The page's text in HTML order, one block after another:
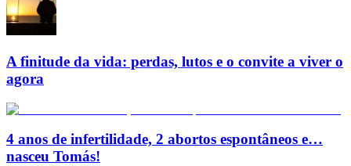
A finitude da vida: perdas, lutos e o convite a viver o
agora
4 anos de infertilidade, 2 abortos espontâneos e…
nasceu Tomás!